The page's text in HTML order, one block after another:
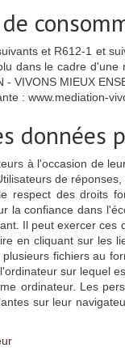
et R612-1 et
dans le cadre
VIVONS MIEUX
: www.mediation-
données
à l'occasion de
de
des droits
confiance dans
Il peut exercer
en cliquant sur
fichiers au
sur lequel
ordinateur. Les
sur leur